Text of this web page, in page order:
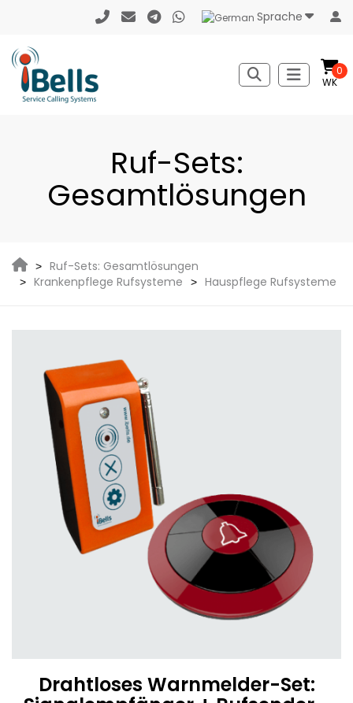
Sprache
WK
0
Ruf-Sets:
Gesamtlösungen
Ruf-Sets: Gesamtlösungen
Krankenpflege Rufsysteme
Hauspflege Rufsysteme
Drahtloses Warnmelder-Set: